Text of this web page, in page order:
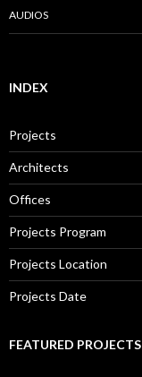
AUDIOS
INDEX
Projects
Architects
Offices
Projects Program
Projects Location
Projects Date
FEATURED PROJECTS